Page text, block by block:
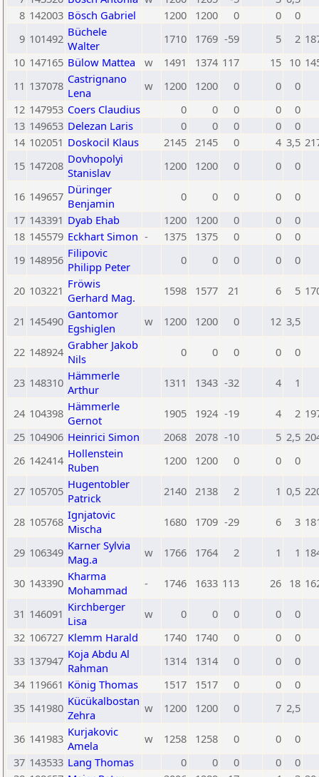
8 142003 Bösch Gabriel 1200 1200 0 0
0
9 101492 Büchele
Walter
1710 1769 -59 5 2
10 147165 Bülow Mattea w 1491 1374 117 15 10
11 137078 Castrignano
Lena
w 1200 1200 0 0
0
12 147953 Coers Claudius 0 0 0 0
0
13 149653 Delezan Laris 0 0 0 0
0
14 102051 Doskocil Klaus 2145 2145 0 4 3,5
15 147208 Dovhopolyi
Stanislav
1200 1200 0 0 0
16 149657 Düringer
Benjamin
0 0 0 0
0
17 143391 Dyab Ehab 1200 1200 0 0
0
18 145579 Eckhart Simon - 1375 1375 0 0
0
19 148956 Filipovic
Philipp Peter
0 0 0 0 0
20 103221 Fröwis
Gerhard Mag.
1598 1577 21 6 5
21 145490 Gantomor
Egshiglen
w 1200 1200 0 12 3,5
22 148924 Grabher Jakob
Nils
0 0 0 0 0
23 148310 Hämmerle
Arthur
1311 1343 -32 4 1
24 104398 Hämmerle
Gernot
1905 1924 -19 4 2
25 104906 Heinrici Simon 2068 2078 -10 5 2,5
26 142414 Hollenstein
Ruben
1200 1200 0 0 0
27 105705 Hugentobler
Patrick
2140 2138 2 1 0,5
28 105768 Ignjatovic
Mischa
1680 1709 -29 6 3
29 106349 Karner Sylvia
Mag.a
w 1766 1764 2 1 1
30 143390 Kharma
Mohammad
- 1746 1633 113 26 18
31 146091 Kirchberger
Lisa
w 0 0 0 0
0
32 106727 Klemm Harald 1740 1740 0 0
0
33 137947 Koja Abdu Al
Rahman
1314 1314 0 0
0
34 119661 König Thomas 1517 1517 0 0
0
35 141980 Kücükalbostan
Zehra
w 1200 1200 0 7 2,5
36 141983 Kurjakovic
Amela
w 1258 1258 0 0
0
37 143533 Lang Thomas 0 0 0 0
0